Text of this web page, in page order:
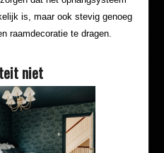
is, maar ook stevig genoeg
raamdecoratie te dragen.
niet